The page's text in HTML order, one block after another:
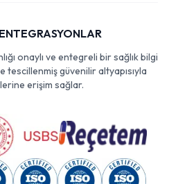
onaylı ve entegreli bir sağlık bilgi
güvenilir altyapısıyla
erişim sağlar.